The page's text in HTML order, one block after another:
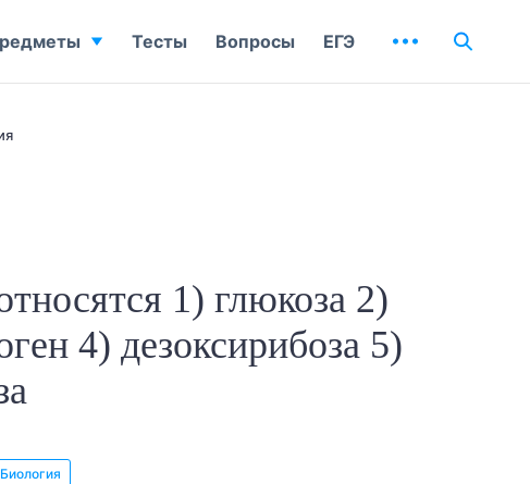
1) глюкоза 2)
4) дезоксирибоза 5)
Биология
Тесты Вопросы ЕГЭ